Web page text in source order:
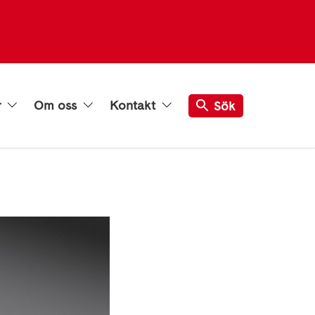
Om oss Kontakt Sök